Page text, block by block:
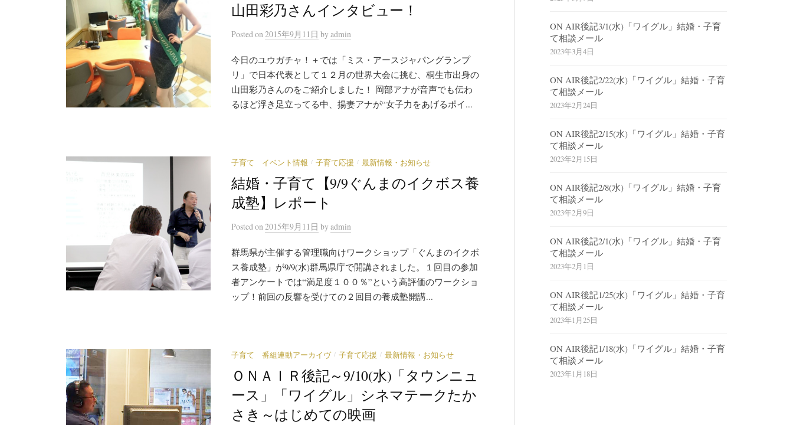
山田彩乃さんインタビュー！
Postedon 2015年9月11日 by admin
今日のユウガチャ！＋では「ミス・アースジャパングランプ
リ」で日本代表として１２月の世界大会に挑む、桐生市出身の
山田彩乃さんのをご紹介しました！ 岡部アナが音声でも伝わ
るほど浮き足立ってる中、揚妻アナが“女子力をあげるポイ...
子育て イベント情報 / 子育て応援 / 最新情報・お知らせ
結婚・子育て【9/9ぐんまのイクボス養
成塾】レポート
Postedon 2015年9月11日 by admin
群馬県が主催する管理職向けワークショップ「ぐんまのイクボ
ス養成塾」が9/9(水)群馬県庁で開講されました。１回目の参加
者アンケートでは“満足度１００％”という高評価のワークショ
ップ！前回の反響を受けての２回目の養成塾開講...
子育て 番組連動アーカイヴ / 子育て応援 / 最新情報・お知らせ
ＯＮＡＩＲ後記～9/10(水)「タウンニュ
ース」「ワイグル」シネマテークたか
さき～はじめての映画
ON AIR後記3/1(水)「ワイグル」結婚・子育
て相談メール
2023年3月4日
ON AIR後記2/22(水)「ワイグル」結婚・子育
て相談メール
2023年2月24日
ON AIR後記2/15(水)「ワイグル」結婚・子育
て相談メール
2023年2月15日
ON AIR後記2/8(水)「ワイグル」結婚・子育
て相談メール
2023年2月9日
ON AIR後記2/1(水)「ワイグル」結婚・子育
て相談メール
2023年2月1日
ON AIR後記1/25(水)「ワイグル」結婚・子育
て相談メール
2023年1月25日
ON AIR後記1/18(水)「ワイグル」結婚・子育
て相談メール
2023年1月18日